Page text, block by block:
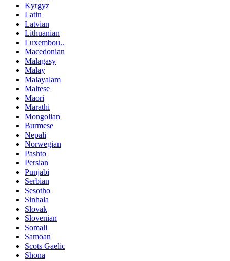
Kyrgyz
Latin
Latvian
Lithuanian
Luxembou..
Macedonian
Malagasy
Malay
Malayalam
Maltese
Maori
Marathi
Mongolian
Burmese
Nepali
Norwegian
Pashto
Persian
Punjabi
Serbian
Sesotho
Sinhala
Slovak
Slovenian
Somali
Samoan
Scots Gaelic
Shona